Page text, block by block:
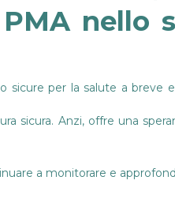
nello
sicure per la salute a breve
sicura. Anzi, offre una
a monitorare e